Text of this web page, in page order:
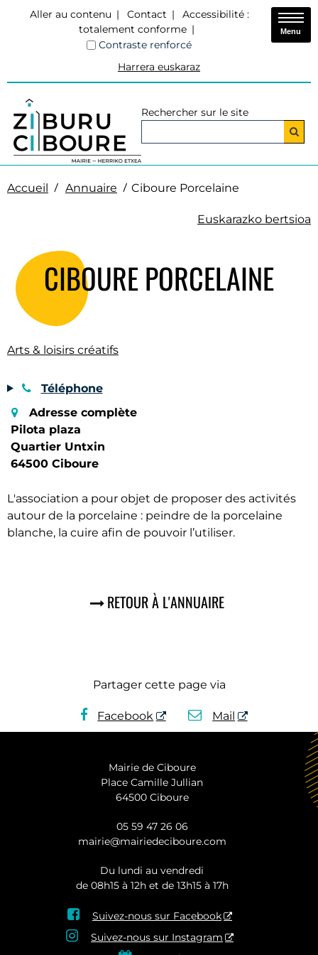
Aller au contenu Contact
Accessibilité :
totalement conforme
Contraste renforcé
Harrera euskaraz
Rechercher sur le site
Menu
Accueil Annuaire Ciboure Porcelaine
Euskarazko bertsioa
CIBOURE PORCELAINE
Arts & loisirs créatifs
Téléphone
Adresse complète
Pilota plaza
Quartier Untxin
64500 Ciboure
L'association a pour objet de proposer des activités
autour de la porcelaine : peindre de la porcelaine
blanche, la cuire afin de pouvoir l’utiliser.
RETOUR À L'ANNUAIRE
Partager cette page via
Facebook Mail
Mairie de Ciboure
Place Camille Jullian
64500 Ciboure
05 59 47 26 06
mairie@mairiedeciboure.com
Du lundi au vendredi
de 08h15 à 12h et de 13h15 à 17h
 Suivez-nous sur Facebook
 Suivez-nous sur Instagram